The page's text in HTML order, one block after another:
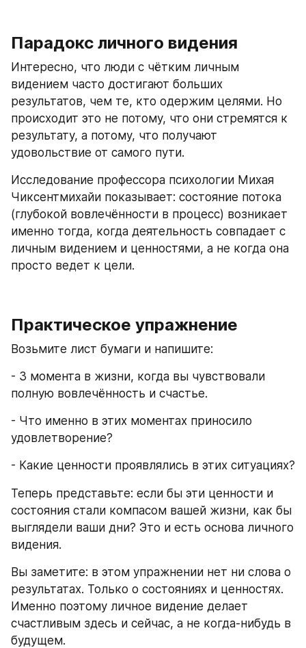
Парадокс личного видения
Интересно, что люди с чётким личным
видением часто достигают больших
результатов, чем те, кто одержим целями. Но
происходит это не потому, что они стремятся к
результату, а потому, что получают
удовольствие от самого пути.
Исследование профессора психологии Михая
Чиксентмихайи показывает: состояние потока
(глубокой вовлечённости в процесс) возникает
именно тогда, когда деятельность совпадает с
личным видением и ценностями, а не когда она
просто ведет к цели.
Практическое упражнение
Возьмите лист бумаги и напишите:
- 3 момента в жизни, когда вы чувствовали
полную вовлечённость и счастье.
- Что именно в этих моментах приносило
удовлетворение?
- Какие ценности проявлялись в этих ситуациях?
Теперь представьте: если бы эти ценности и
состояния стали компасом вашей жизни, как бы
выглядели ваши дни? Это и есть основа личного
видения.
Вы заметите: в этом упражнении нет ни слова о
результатах. Только о состояниях и ценностях.
Именно поэтому личное видение делает
счастливым здесь и сейчас, а не когда-нибудь в
будущем.